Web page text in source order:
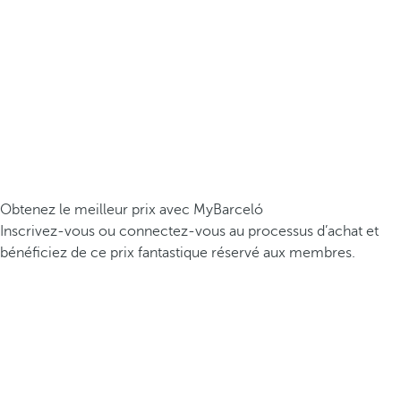
Obtenez le meilleur prix avec MyBarceló
Inscrivez-vous ou connectez-vous au processus d’achat et
bénéficiez de ce prix fantastique réservé aux membres.